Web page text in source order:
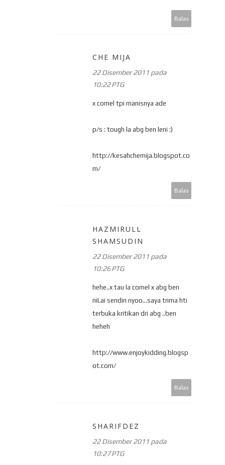
Balas
CHE MIJA
22 Disember 2011 pada
10:22 PTG
x comel tpi manisnya ade
p/s : tough la abg ben leni :)
http://kesahchemija.blogspot.co
m/
Balas
HAZMIRULL
SHAMSUDIN
22 Disember 2011 pada
10:26 PTG
hehe..x tau la comel x abg ben
niLai sendiri nyoo...saya trima hti
terbuka kritikan dri abg ..ben
heheh
http://www.enjoykidding.blogsp
ot.com/
Balas
SHARIFDEZ
22 Disember 2011 pada
10:27 PTG